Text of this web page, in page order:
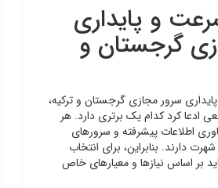
و پایداری
گرجستان و
سرور مجازی گرجستان و ترکیه،
ادعا کرد کدام یک برتری دارد. هر
اطلاعات پیشرفته و سرورهای
دارند. بنابراین، برای انتخاب
بر اساس نیازها و معیارهای خاص